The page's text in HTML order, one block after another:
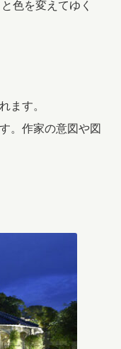
色を変えてゆく
ます。
。作家の意図や図